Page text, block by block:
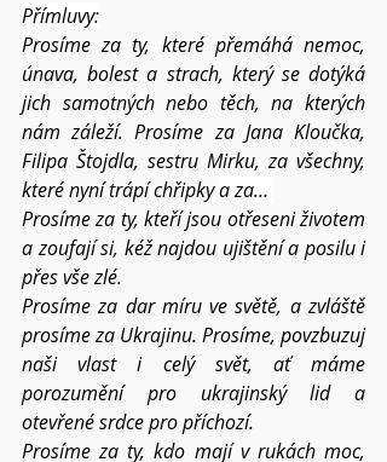
Přímluvy:
Prosíme za ty, které přemáhá nemoc,
únava, bolest a strach, který se dotýká
jich samotných nebo těch, na kterých
nám záleží. Prosíme za Jana Kloučka,
Filipa Štojdla, sestru Mirku, za všechny,
které nyní trápí chřipky a za…
Prosíme za ty, kteří jsou otřeseni životem
a zoufají si, kéž najdou ujištění a posilu i
přes vše zlé.
Prosíme za dar míru ve světě, a zvláště
prosíme za Ukrajinu. Prosíme, povzbuzuj
naši vlast i celý svět, ať máme
porozumění pro ukrajinský lid a
otevřené srdce pro příchozí.
Prosíme za ty, kdo mají v rukách moc,